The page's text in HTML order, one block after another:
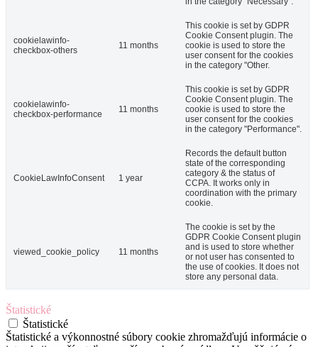
cookielawinfo-
checkbox-others
11 months
This cookie is set by GDPR
Cookie Consent plugin. The
cookie is used to store the
user consent for the cookies
in the category "Other.
cookielawinfo-
checkbox-performance
11 months
This cookie is set by GDPR
Cookie Consent plugin. The
cookie is used to store the
user consent for the cookies
in the category "Performance".
CookieLawInfoConsent 1 year
Records the default button
state of the corresponding
category & the status of
CCPA. It works only in
coordination with the primary
cookie.
viewed_cookie_policy 11 months
The cookie is set by the
GDPR Cookie Consent plugin
and is used to store whether
or not user has consented to
the use of cookies. It does not
store any personal data.
Štatistické
Štatistické
Štatistické a výkonnostné súbory cookie zhromažďujú informácie o